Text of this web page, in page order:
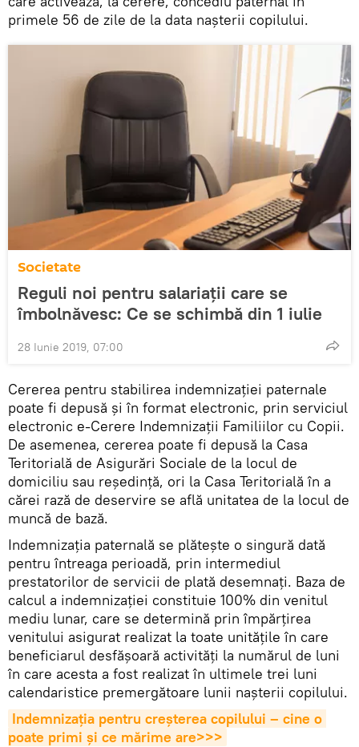
primele 56 de zile de la data naşterii copilului.
Societate
Reguli noi pentru salariații care se
îmbolnăvesc: Ce se schimbă din 1 iulie
28 Iunie 2019, 07:00
Cererea pentru stabilirea indemnizaţiei paternale
poate fi depusă şi în format electronic, prin serviciul
electronic e-Cerere Indemnizaţii Familiilor cu Copii.
De asemenea, cererea poate fi depusă la Casa
Teritorială de Asigurări Sociale de la locul de
domiciliu sau reşedinţă, ori la Casa Teritorială în a
cărei rază de deservire se află unitatea de la locul de
muncă de bază.
Indemnizaţia paternală se plăteşte o singură dată
pentru întreaga perioadă, prin intermediul
prestatorilor de servicii de plată desemnaţi. Baza de
calcul a indemnizaţiei constituie 100% din venitul
mediu lunar, care se determină prin împărţirea
venitului asigurat realizat la toate unităţile în care
beneficiarul desfăşoară activităţi la numărul de luni
în care acesta a fost realizat în ultimele trei luni
calendaristice premergătoare lunii naşterii copilului.
Indemnizația pentru creșterea copilului – cine o
poate primi și ce mărime are>>>